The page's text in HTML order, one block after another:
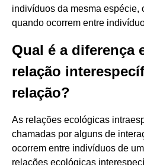
indivíduos da mesma espécie,
quando ocorrem entre
Qual é a diferença
relação
relação?
As relações ecológicas
chamadas por alguns de
ocorrem entre indivíduos de
relações ecológicas